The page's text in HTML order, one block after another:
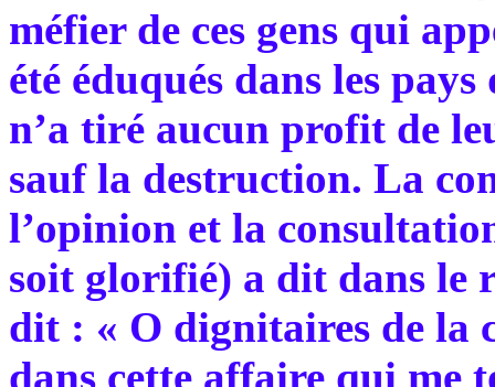
méfier de ces gens qui
été éduqués dans les
n’a tiré aucun profit de
sauf la destruction. La
l’opinion et la
soit glorifié) a dit dans le
dit : « O dignitaires de la
dans cette affaire qui me